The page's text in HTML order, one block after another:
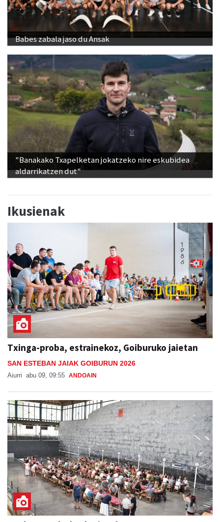
Babes zabala jaso du Ansak
"Banakako Txapelketan jokatzeko nire eskubidea
aldarrikatzen dut"
Ikusienak
Txinga-proba, estrainekoz, Goiburuko jaietan
SAN ESTEBAN JAIAK GOIBURUN 2026
Aiurri abu 09, 09:55 ANDOAIN